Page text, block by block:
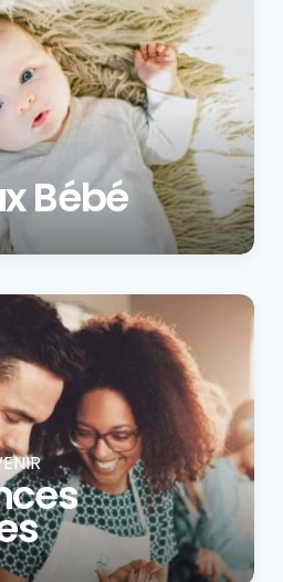
Bébé